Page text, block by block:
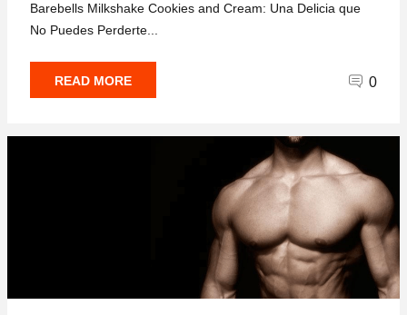
Barebells Milkshake Cookies and Cream: Una Delicia que
No Puedes Perderte...
READ MORE 0